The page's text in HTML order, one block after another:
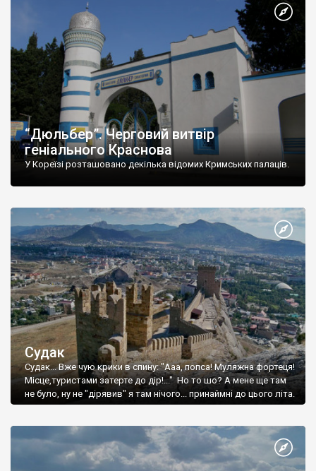
“Дюльбер”. Черговий витвір
геніального Краснова
У Кореїзі розташовано декілька відомих Кримських палаців.
Судак
Судак... Вже чую крики в спину: "Ааа, попса! Муляжна фортеця!
Місце,туристами затерте до дір!..." Но то шо? А мене ще там
не було, ну не "дірявив" я там нічого... принаймні до цього літа.